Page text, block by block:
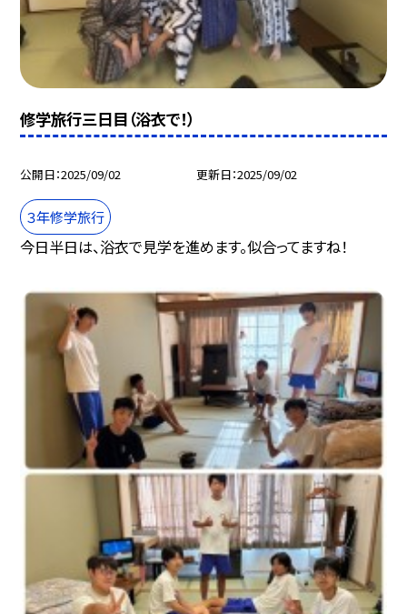
修学旅行三日目（浴衣で！）
公開日 2025/09/02 更新日 2025/09/02
３年修学旅行
今日半日は、浴衣で見学を進めます。似合ってますね！